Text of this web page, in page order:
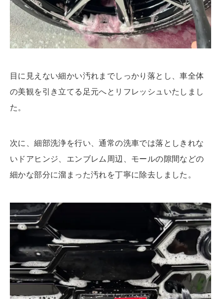
目に見えない細かい汚れまでしっかり落とし、車全体
の美観を引き立てる足元へとリフレッシュいたしまし
た。
次に、細部洗浄を行い、通常の洗車では落としきれな
いドアヒンジ、エンブレム周辺、モールの隙間などの
細かな部分に溜まった汚れを丁寧に除去しました。